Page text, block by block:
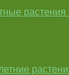
растения